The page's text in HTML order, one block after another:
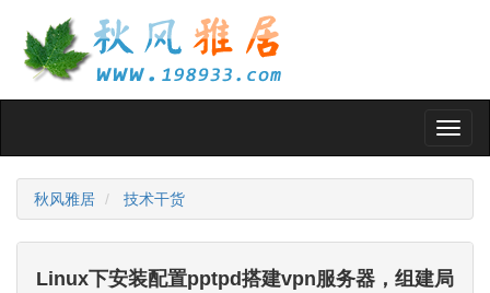
秋风雅居 技术干货
Linux下安装配置pptpd搭建vpn服务器，组建局